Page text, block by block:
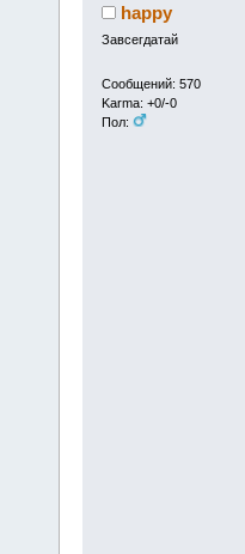
happy
Завсегдатай
Сообщений: 570
Karma: +0/-0
Пол: